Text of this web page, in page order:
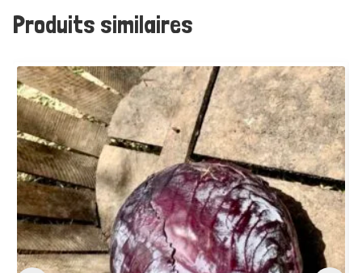
Produits similaires